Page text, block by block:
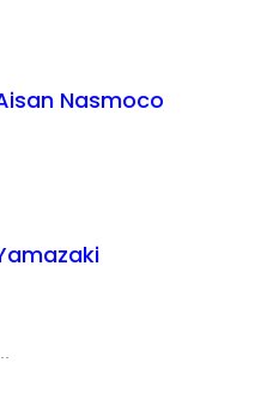
Nasmoco